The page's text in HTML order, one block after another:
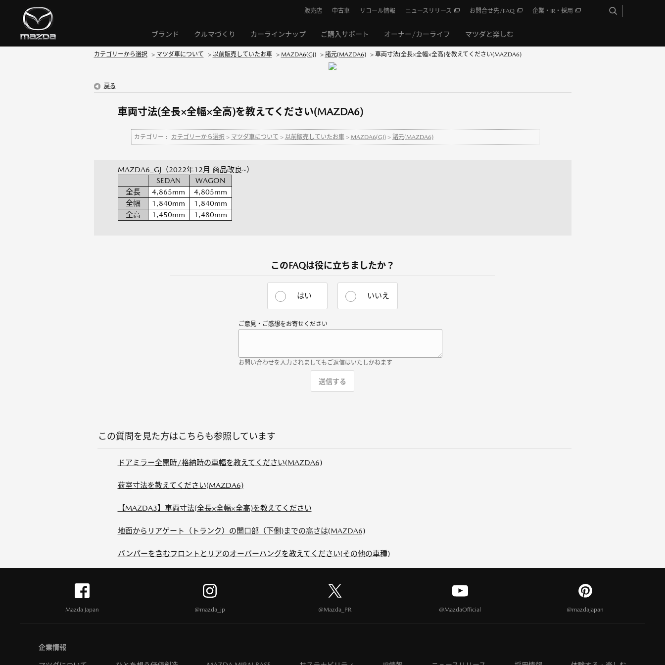
ブランド クルマづくり カーラインナップ ご購入サポート オーナー/カーライフ マツダと楽しむ
販売店 中古車 リコール情報 ニュースリリース お問合せ先/FAQ 企業・IR・採用
カテゴリーから選択 > マツダ車について > 以前販売していたお車 > MAZDA6(GJ) > 諸元(MAZDA6) > 車両寸法(全長×全幅×全高)を教えてください(MAZDA6)
戻る
車両寸法(全長×全幅×全高)を教えてください(MAZDA6)
カテゴリー : カテゴリーから選択 > マツダ車について > 以前販売していたお車> MAZDA6(GJ)> 諸元(MAZDA6)
MAZDA6_GJ（2022年12月 商品改良~）
SEDAN
WAGON
全長
4,865mm
4,805mm
全幅
1,840mm
1,840mm
全高
1,450mm 1,480mm
このFAQは役に立ちましたか？
はい いいえ
ご意見・ご感想をお寄せください
お問い合わせを入力されましてもご返信はいたしかねます
この質問を見た方はこちらも参照しています
ドアミラー全開時/格納時の車幅を教えてください(MAZDA6)
荷室寸法を教えてください(MAZDA6)
【MAZDA3】車両寸法(全長×全幅×全高)を教えてください
地面からリアゲート（トランク）の開口部（下側)までの高さは(MAZDA6)
バンパーを含むフロントとリアのオーバーハングを教えてください(その他の車種)
Mazda Japan @mazda_jp @Mazda_PR @MazdaOfficial @mazdajapan
企業情報